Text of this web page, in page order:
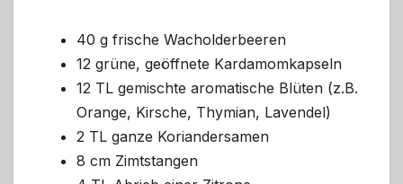
40 g frische Wacholderbeeren
12 grüne, geöffnete Kardamomkapseln
12 TL gemischte aromatische Blüten (z.B.
Orange, Kirsche, Thymian, Lavendel)
2 TL ganze Koriandersamen
8 cm Zimtstangen